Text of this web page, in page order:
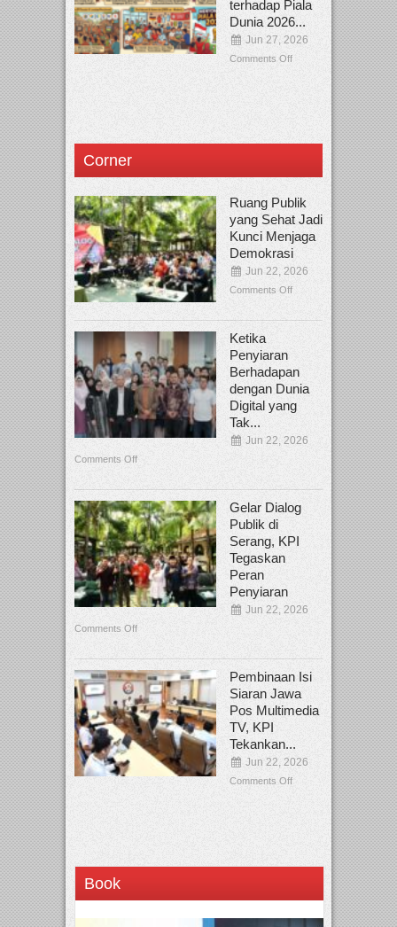
terhadap Piala
Dunia 2026...
Jun 27, 2026
Comments Off
Corner
Ruang Publik
yang Sehat Jadi
Kunci Menjaga
Demokrasi
Jun 22, 2026
Comments Off
Ketika
Penyiaran
Berhadapan
dengan Dunia
Digital yang
Tak...
Jun 22, 2026
Comments Off
Gelar Dialog
Publik di
Serang, KPI
Tegaskan
Peran
Penyiaran
Jun 22, 2026
Comments Off
Pembinaan Isi
Siaran Jawa
Pos Multimedia
TV, KPI
Tekankan...
Jun 22, 2026
Comments Off
Book